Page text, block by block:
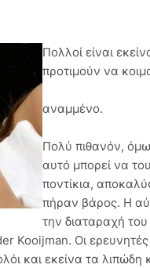
Πολλοί είναι
προτιμούν να
αναμμένο.
Πολύ πιθανόν,
αυτό μπορεί να
ποντίκια,
πήραν βάρος. Η
την διαταραχή
Kooijman. Οι
και εκείνα τα λιπώδη